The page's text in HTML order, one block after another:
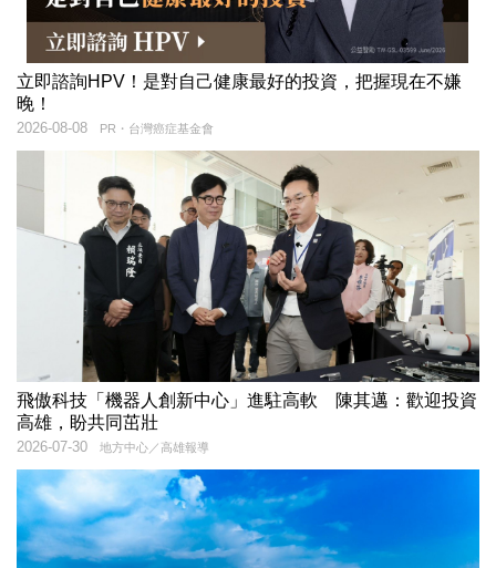
立即諮詢HPV！是對自己健康最好的投資，把握現在不嫌
晚！
PR・台灣癌症基金會
2026-08-08
飛傲科技「機器人創新中心」進駐高軟 陳其邁：歡迎投資
高雄，盼共同茁壯
地方中心／高雄報導
2026-07-30